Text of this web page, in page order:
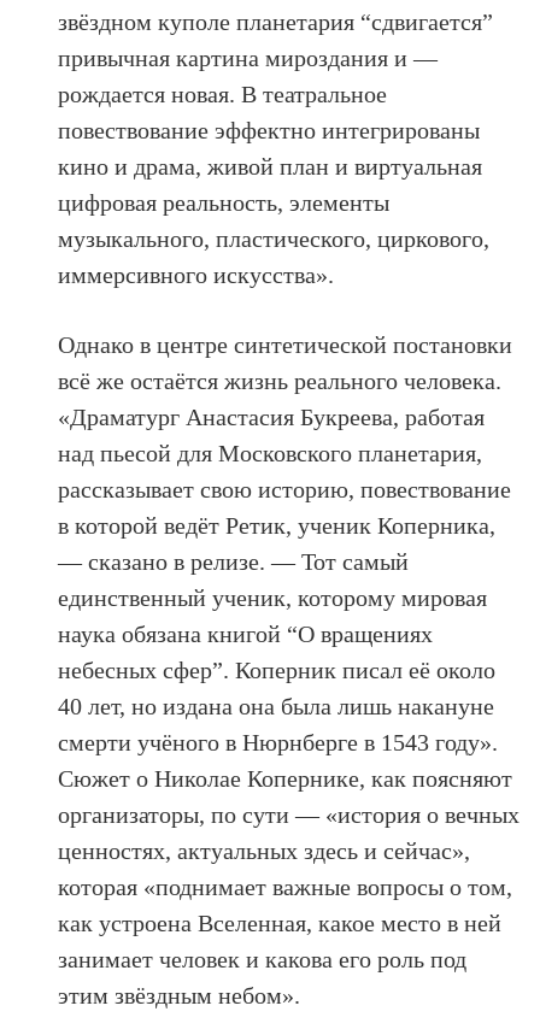
звёздном куполе планетария “сдвигается”
привычная картина мироздания и —
рождается новая. В театральное
повествование эффектно интегрированы
кино и драма, живой план и виртуальная
цифровая реальность, элементы
музыкального, пластического, циркового,
иммерсивного искусства».
Однако в центре синтетической постановки
всё же остаётся жизнь реального человека.
«Драматург Анастасия Букреева, работая
над пьесой для Московского планетария,
рассказывает свою историю, повествование
в которой ведёт Ретик, ученик Коперника,
— сказано в релизе. — Тот самый
единственный ученик, которому мировая
наука обязана книгой “О вращениях
небесных сфер”. Коперник писал её около
40 лет, но издана она была лишь накануне
смерти учёного в Нюрнберге в 1543 году».
Сюжет о Николае Копернике, как поясняют
организаторы, по сути — «история о вечных
ценностях, актуальных здесь и сейчас»,
которая «поднимает важные вопросы о том,
как устроена Вселенная, какое место в ней
занимает человек и какова его роль под
этим звёздным небом».